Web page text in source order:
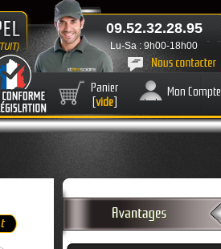
Lu-Sa : 9h00-18h00
09.52.32.28.95
Panier
[vide]
Mon Compte